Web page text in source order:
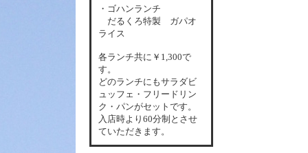
・ゴハンランチ
だるくろ特製 ガパオ
ライス
各ランチ共に￥1,300で
す。
どのランチにもサラダビ
ュッフェ・フリードリン
ク・パンがセットです。
入店時より60分制とさせ
ていただきます。